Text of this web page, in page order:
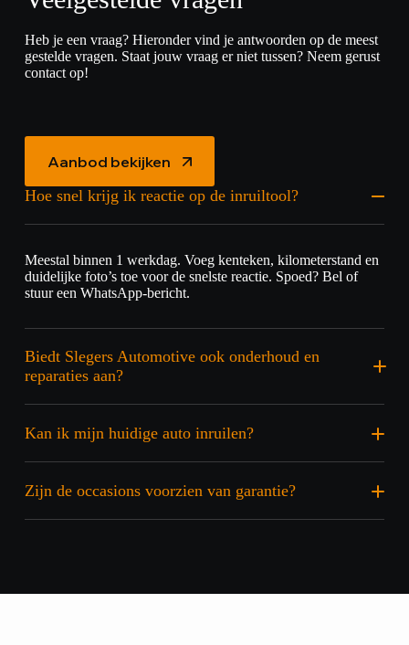
Heb je een vraag? Hieronder vind je antwoorden op de meest
gestelde vragen. Staat jouw vraag er niet tussen? Neem gerust
contact op!
Aanbod bekijken
Hoe snel krijg ik reactie op de inruiltool?
Meestal binnen 1 werkdag. Voeg kenteken, kilometerstand en
duidelijke foto’s toe voor de snelste reactie. Spoed? Bel of
stuur een WhatsApp-bericht.
Biedt Slegers Automotive ook onderhoud en
reparaties aan?
Kan ik mijn huidige auto inruilen?
Zijn de occasions voorzien van garantie?